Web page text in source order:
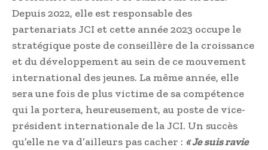
Depuis 2022, elle est responsable des
partenariats JCI et cette année 2023 occupe le
stratégique poste de conseillère de la croissance
et du développement au sein de ce mouvement
international des jeunes. La même année, elle
sera une fois de plus victime de sa compétence
qui la portera, heureusement, au poste de vice-
président internationale de la JCI. Un succès
qu’elle ne va d’ailleurs pas cacher : « Je suis ravie